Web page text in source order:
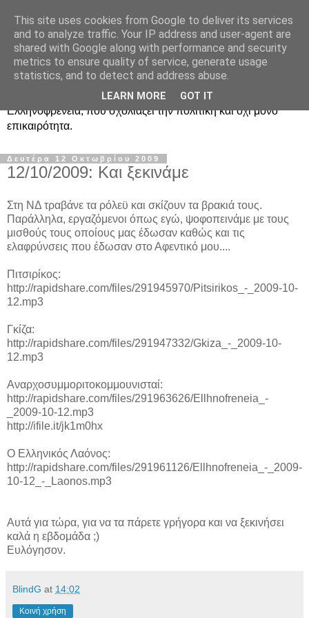
Ραδιοφωνική
Ελληνοφρένεια Unofficial
Η γνωστή ραδιοφωνική εκπομπή κατά κόσμον
Ελληνοφρένεια, που σχολιάζει την πολιτική και όχι μόνο
επικαιρότητα.
Δευτέρα 12 Οκτωβρίου 2009
12/10/2009: Και ξεκινάμε
Στη ΝΔ τραβάνε τα ρόλεϋ και σκίζουν τα βρακιά τους.
Παράλληλα, εργαζόμενοι όπως εγώ, ψοφοπεινάμε με τους
μισθούς τους οποίους μας έδωσαν καθώς και τις
ελαφρύνσεις που έδωσαν στο Αφεντικό μου....
Πιτσιρίκος:
http://rapidshare.com/files/291945970/Pitsirikos_-_2009-10-
12.mp3
Γκίζα:
http://rapidshare.com/files/291947332/Gkiza_-_2009-10-
12.mp3
Αναρχοσυμμοριτοκομμουνισταί:
http://rapidshare.com/files/291963626/Ellhnofreneia_-
_2009-10-12.mp3
http://ifile.it/jk1m0hx
Ο Ελληνικός Λαόνος:
http://rapidshare.com/files/291961126/Ellhnofreneia_-_2009-
10-12_-_Laonos.mp3
Αυτά για τώρα, για να τα πάρετε γρήγορα και να ξεκινήσει
καλά η εβδομάδα ;)
Ευλόγησον.
BlindG at 14:02
Κοινή χρήση
This site uses cookies from Google to deliver its services
and to analyze traffic. Your IP address and user-agent are
shared with Google along with performance and security
metrics to ensure quality of service, generate usage
statistics, and to detect and address abuse.
LEARN MORE GOT IT